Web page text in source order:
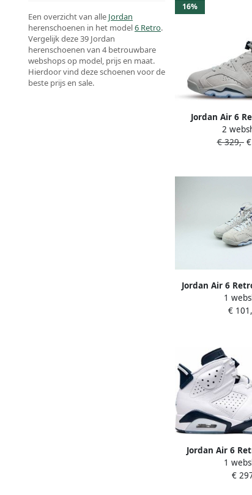
Een overzicht van alle Jordan
herenschoenen in het model6 Retro.
Vergelijk deze 39 Jordan
herenschoenen van 4 betrouwbare
webshops op model, prijs en maat.
Hierdoor vind deze schoenen voor de
beste prijs en sale.
16%
Jordan Air 6
College Navy
Sneakers
2
€ 329,-€
Jordan Air 6
College Navy
Shoes grade
1
€
Jordan Air 6
Navy 2022'
1
€